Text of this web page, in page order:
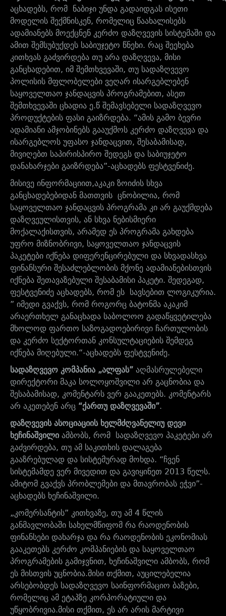
აცხადებს, რომ ნაბიჯი უნდა გადაიდგას ისეთი
მოდელის შექმნისკენ, რომელიც წაახალისებს
ადამიანებს მოექცნენ კერძო დაზღვევის სისტემაში და
ამით შემსუბუქდეს საბიუჯეტო წნეხი. რაც შეეხება
კითხვას გაძვირდება თუ არა დაზღვევა, მისი
განცხადებით, იმ შემთხვევაში, თუ სადაზღვევო
პოლისის მფლობელები ვეღარ ისარგებლებენ
საყოველთაო ჯანდაცვის პროგრამებით, ასეთ
შემთხვევაში ცხადია ე.წ შემავსებელი სადაზღვევო
პროდუქტების ფასი გაიზრდება. “ამის გამო ბევრი
ადამიანი ამჯობინებს გააუქმოს კერძო დაზღვევა და
ისარგებლოს უფასო ჯანდაცვით, შესაბამისად,
მივიღებთ საპირისპირო შედეგს და საბიუჯეტო
დანახარჯები გაიზრდება”-აცხადებს ფესტვენიძე.
მისივე ინფორმაციით,აკაკი ზოიძის სხვა
განცხადებებიდან მათთვის ცნობილია, რომ
საყოველთაო ჯანდაცვის პროგრამა კი არ გაუქმდება
დაზღვეულისთვის, ან სხვა ნებისმიერი
მოქალაქისთვის, არამედ ეს პროგრამა გახდება
უფრო მიზნობრივი, საყოველთაო ჯანდაცვის
პაკეტები იქნება დიფერენცირებული და სხვადასხვა
ფინანსური შესაძლებლობის მქონე ადამიანებისთვის
იქნება შეთავაზებული შესაბამისი პაკეტი. შედეგად,
ფესტვენიძე აცხადებს, რომ ეს სავსებით ლოგიკურია.
” იმედი გვაქვს, რომ როგორც ბატონმა აკაკიმ
არაერთხელ განაცხადა საბოლოო გადაწყვეტილება
მხოლოდ ფართო საზოგადოებირივი ჩართულობის
და კერძო სექტორთან კონსულტაციების შემდეგ
იქნება მიღებული.“-აცხადებს ფესტვენიძე.
სადაზღვევო კომპანია „ალფას” აღმასრულებელი
დირექტორი მაკა სოლოყოშვილი არ გაცნობია და
შესაბამისად, კომენტარს ვერ გააკეთებს. კომენტარს
არ აკეთებენ არც “ქართუ დაზღვევაში”.
დაზღვევის ასოციაციის ხელმძღვანელიუ დევი
ხეჩინაშვილი ამბობს, რომ სადაზღვევო პაკეტები არ
გაძვირდება, თუ ამ საკითხის დალაგება
გააზრებულად და სისტემურად მოხდა. “ჩვენ
სისტემამდე ვერ მივედით და გავიყინეთ 2013 წელს.
ამიტომ გვაქვს პრობლემები და მთავრობას ეჭვი”-
აცხადებს ხეჩინაშვილი.
„კომერსანტის” კითხვაზე, თუ ამ 4 წლის
განმავლობაში სახელმწიფომ რა რაოდენობის
ფინანსები დახარჯა და რა რაოდენობის ეკონომიას
გააკეთებს კერძო კომპანიების და საყოველთაო
პროგრამების გამიჯვნით, ხეჩინაშვილი ამბობს, რომ
ეს მისთვის უცნობია.მისი თქმით, აუცილებელია
არსებობდეს სადაზღვევო საინფორმაციო ბაზები,
რომელიც ამ ეტაპზე კორპორატიული და
უწყობრივია.მისი თქმით, ეს არ არის მარტივი